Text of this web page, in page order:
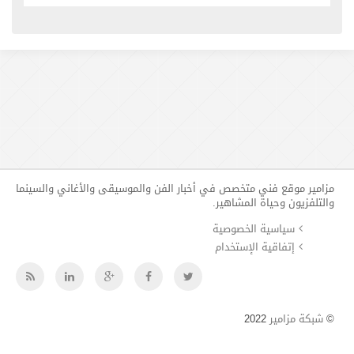
مزامير موقع فني متخصص في أخبار الفن والموسيقى والأغاني والسينما
والتلفزيون وحياة المشاهير.
سياسية الخصوصية
إتفاقية الإستخدام
©شبكة مزامير